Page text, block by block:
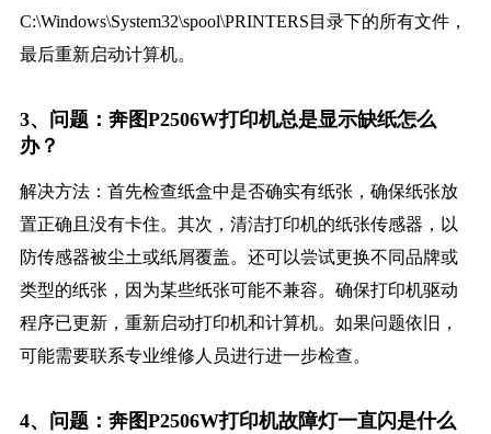
C:\Windows\System32\spool\PRINTERS目录下的所有文件，
最后重新启动计算机。
3、问题：奔图P2506W打印机总是显示缺纸怎么
办？
解决方法：首先检查纸盒中是否确实有纸张，确保纸张放
置正确且没有卡住。其次，清洁打印机的纸张传感器，以
防传感器被尘土或纸屑覆盖。还可以尝试更换不同品牌或
类型的纸张，因为某些纸张可能不兼容。确保打印机驱动
程序已更新，重新启动打印机和计算机。如果问题依旧，
可能需要联系专业维修人员进行进一步检查。
4、问题：奔图P2506W打印机故障灯一直闪是什么